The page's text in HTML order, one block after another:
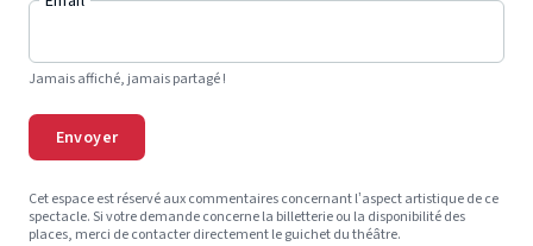
Jamais affiché, jamais partagé !
Envoyer
Cet espace est réservé aux commentaires concernant l’aspect artistique de ce
spectacle. Si votre demande concerne la billetterie ou la disponibilité des
places, merci de contacter directement le guichet du théâtre.